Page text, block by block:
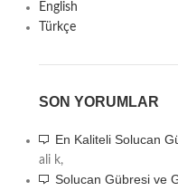
English
Türkçe
SON YORUMLAR
En Kaliteli Solucan
ali k,
Solucan Gübresi ve